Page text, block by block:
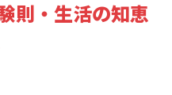
則・生活の知恵